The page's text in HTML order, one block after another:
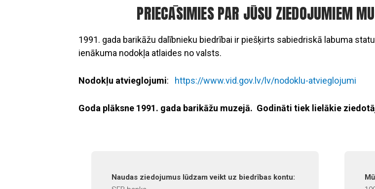
PRIECĀSIMIES PAR JŪSU ZIEDOJUMIEM
1991. gada barikāžu dalībnieku biedrībai ir piešķirts sabiedriskā labuma
ienākuma nodokļa atlaides no valsts.
Nodokļu atvieglojumi: https://www.vid.gov.lv/lv/nodoklu-atvieglojumi
Goda plāksne 1991. gada barikāžu muzejā. Godināti tiek lielākie
Naudas ziedojumus lūdzam veikt uz biedrības kontu: